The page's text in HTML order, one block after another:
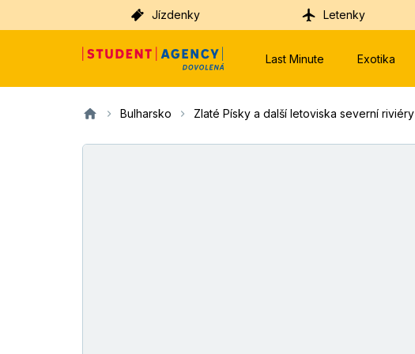
Jízdenky Letenky
Last Minute Exotika
Bulharsko Zlaté Písky a další letoviska severní riviéry